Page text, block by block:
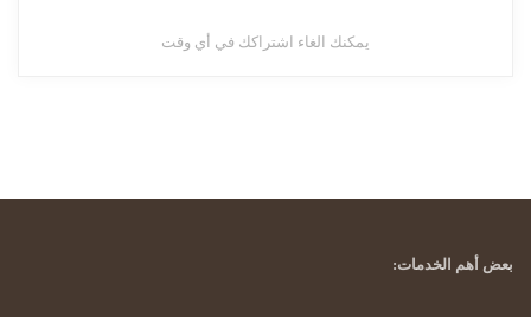
يمكنك الغاء اشتراكك في أي وقت
بعض أهم الخدمات: